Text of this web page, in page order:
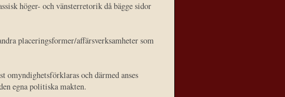
höger- och vänsterretorik då bägge sidor
placeringsformer/affärsverksamheter som
och därmed anses
egna politiska makten.